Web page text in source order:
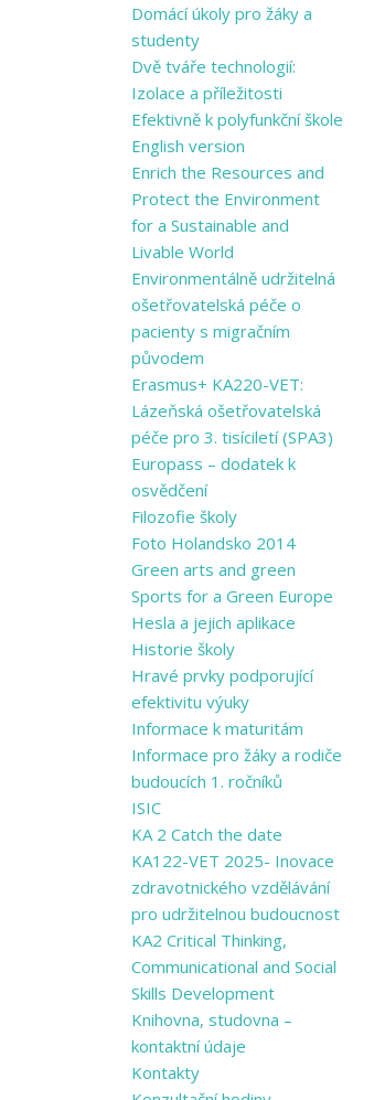
Domácí úkoly pro žáky a
studenty
Dvě tváře technologií:
Izolace a příležitosti
Efektivně k polyfunkční škole
English version
Enrich the Resources and
Protect the Environment
for a Sustainable and
Livable World
Environmentálně udržitelná
ošetřovatelská péče o
pacienty s migračním
původem
Erasmus+ KA220-VET:
Lázeňská ošetřovatelská
péče pro 3. tisíciletí (SPA3)
Europass – dodatek k
osvědčení
Filozofie školy
Foto Holandsko 2014
Green arts and ​green
Sports for a ​Green Europe
Hesla a jejich aplikace
Historie školy
Hravé prvky podporující
efektivitu výuky
Informace k maturitám
Informace pro žáky a rodiče
budoucích 1. ročníků
ISIC
KA 2 Catch the date
KA122-VET 2025- Inovace
zdravotnického vzdělávání
pro udržitelnou budoucnost
KA2 Critical Thinking,
Communicational and Social
Skills Development
Knihovna, studovna –
kontaktní údaje
Kontakty